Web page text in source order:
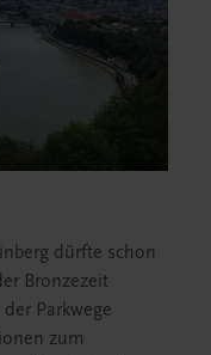
dürfte schon
Bronzezeit
Parkwege
zum